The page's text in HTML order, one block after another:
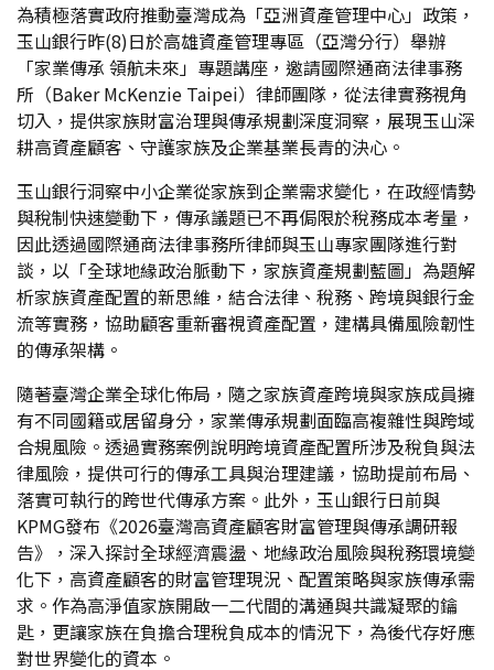
為積極落實政府推動臺灣成為「亞洲資產管理中心」政策，
玉山銀行昨(8)日於高雄資產管理專區（亞灣分行）舉辦
「家業傳承 領航未來」專題講座，邀請國際通商法律事務
所（Baker McKenzie Taipei）律師團隊，從法律實務視角
切入，提供家族財富治理與傳承規劃深度洞察，展現玉山深
耕高資產顧客、守護家族及企業基業長青的決心。
玉山銀行洞察中小企業從家族到企業需求變化，在政經情勢
與稅制快速變動下，傳承議題已不再侷限於稅務成本考量，
因此透過國際通商法律事務所律師與玉山專家團隊進行對
談，以「全球地緣政治脈動下，家族資產規劃藍圖」為題解
析家族資產配置的新思維，結合法律、稅務、跨境與銀行金
流等實務，協助顧客重新審視資產配置，建構具備風險韌性
的傳承架構。
隨著臺灣企業全球化佈局，隨之家族資產跨境與家族成員擁
有不同國籍或居留身分，家業傳承規劃面臨高複雜性與跨域
合規風險。透過實務案例說明跨境資產配置所涉及稅負與法
律風險，提供可行的傳承工具與治理建議，協助提前布局、
落實可執行的跨世代傳承方案。此外，玉山銀行日前與
KPMG發布《2026臺灣高資產顧客財富管理與傳承調研報
告》，深入探討全球經濟震盪、地緣政治風險與稅務環境變
化下，高資產顧客的財富管理現況、配置策略與家族傳承需
求。作為高淨值家族開啟一二代間的溝通與共識凝聚的鑰
匙，更讓家族在負擔合理稅負成本的情況下，為後代存好應
對世界變化的資本。